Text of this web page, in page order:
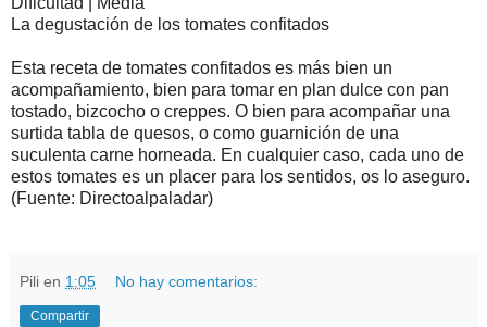
La degustación de los tomates confitados
Esta receta de tomates confitados es más bien un
acompañamiento, bien para tomar en plan dulce con pan
tostado, bizcocho o creppes. O bien para acompañar una
surtida tabla de quesos, o como guarnición de una
suculenta carne horneada. En cualquier caso, cada uno de
estos tomates es un placer para los sentidos, os lo aseguro.
(Fuente: Directoalpaladar)
Pili en 1:05 No hay comentarios:
Compartir